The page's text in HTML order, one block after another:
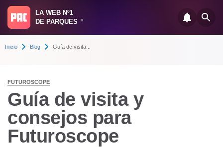
LA WEB Nº1
DE PARQUES
®
Inicio Blog Guía de visita...
FUTUROSCOPE
Guía de visita y
consejos para
Futuroscope